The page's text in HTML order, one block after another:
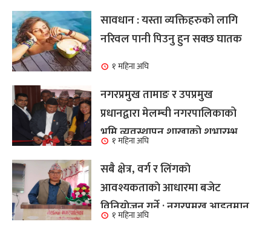
सावधान : यस्ता व्यक्तिहरुको लागि
नरिवल पानी पिउनु हुन सक्छ घातक
१ महिना अघि
नगरप्रमुख तामाङ र उपप्रमुख
प्रधानद्वारा मेलम्ची नगरपालिकाको
भूमि व्यवस्थापन शाखाको शुभारम्भ
कार्य सम्पन्न
१ महिना अघि
सबै क्षेत्र, वर्ग र लिंगकाे
आवश्यकताकाे आधारमा बजेट
विनियाेजन गर्ने : नगरप्रमुख आइतमान
तामाङ
१ महिना अघि